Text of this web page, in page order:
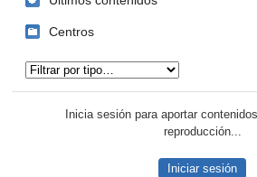
Centros
Inicia sesión para aportar
reproducción...
Iniciar sesión